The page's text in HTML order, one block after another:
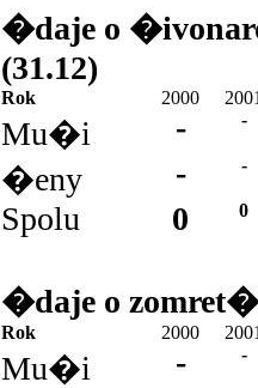
�daje o
(31.12)
Rok 2000
Mu�i - -
�eny - -
Spolu 0 0
�daje o
Rok 2000
Mu�i - -